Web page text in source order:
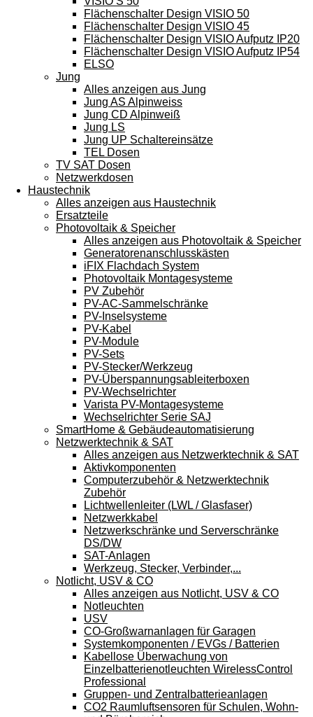
Flächenschalter Design VISIO 50
Flächenschalter Design VISIO 45
Flächenschalter Design VISIO Aufputz IP20
Flächenschalter Design VISIO Aufputz IP54
ELSO
Jung
Alles anzeigen aus Jung
Jung AS Alpinweiss
Jung CD Alpinweiß
Jung LS
Jung UP Schaltereinsätze
TEL Dosen
TV SAT Dosen
Netzwerkdosen
Haustechnik
Alles anzeigen aus Haustechnik
Ersatzteile
Photovoltaik & Speicher
Alles anzeigen aus Photovoltaik & Speicher
Generatorenanschlusskästen
iFIX Flachdach System
Photovoltaik Montagesysteme
PV Zubehör
PV-AC-Sammelschränke
PV-Inselsysteme
PV-Kabel
PV-Module
PV-Sets
PV-Stecker/Werkzeug
PV-Überspannungsableiterboxen
PV-Wechselrichter
Varista PV-Montagesysteme
Wechselrichter Serie SAJ
SmartHome & Gebäudeautomatisierung
Netzwerktechnik & SAT
Alles anzeigen aus Netzwerktechnik & SAT
Aktivkomponenten
Computerzubehör & Netzwerktechnik
Zubehör
Lichtwellenleiter (LWL / Glasfaser)
Netzwerkkabel
Netzwerkschränke und Serverschränke
DS/DW
SAT-Anlagen
Werkzeug, Stecker, Verbinder,...
Notlicht, USV & CO
Alles anzeigen aus Notlicht, USV & CO
Notleuchten
USV
CO-Großwarnanlagen für Garagen
Systemkomponenten / EVGs / Batterien
Kabellose Überwachung von
Einzelbatterienotleuchten WirelessControl
Professional
Gruppen- und Zentralbatterieanlagen
CO2 Raumluftsensoren für Schulen, Wohn-